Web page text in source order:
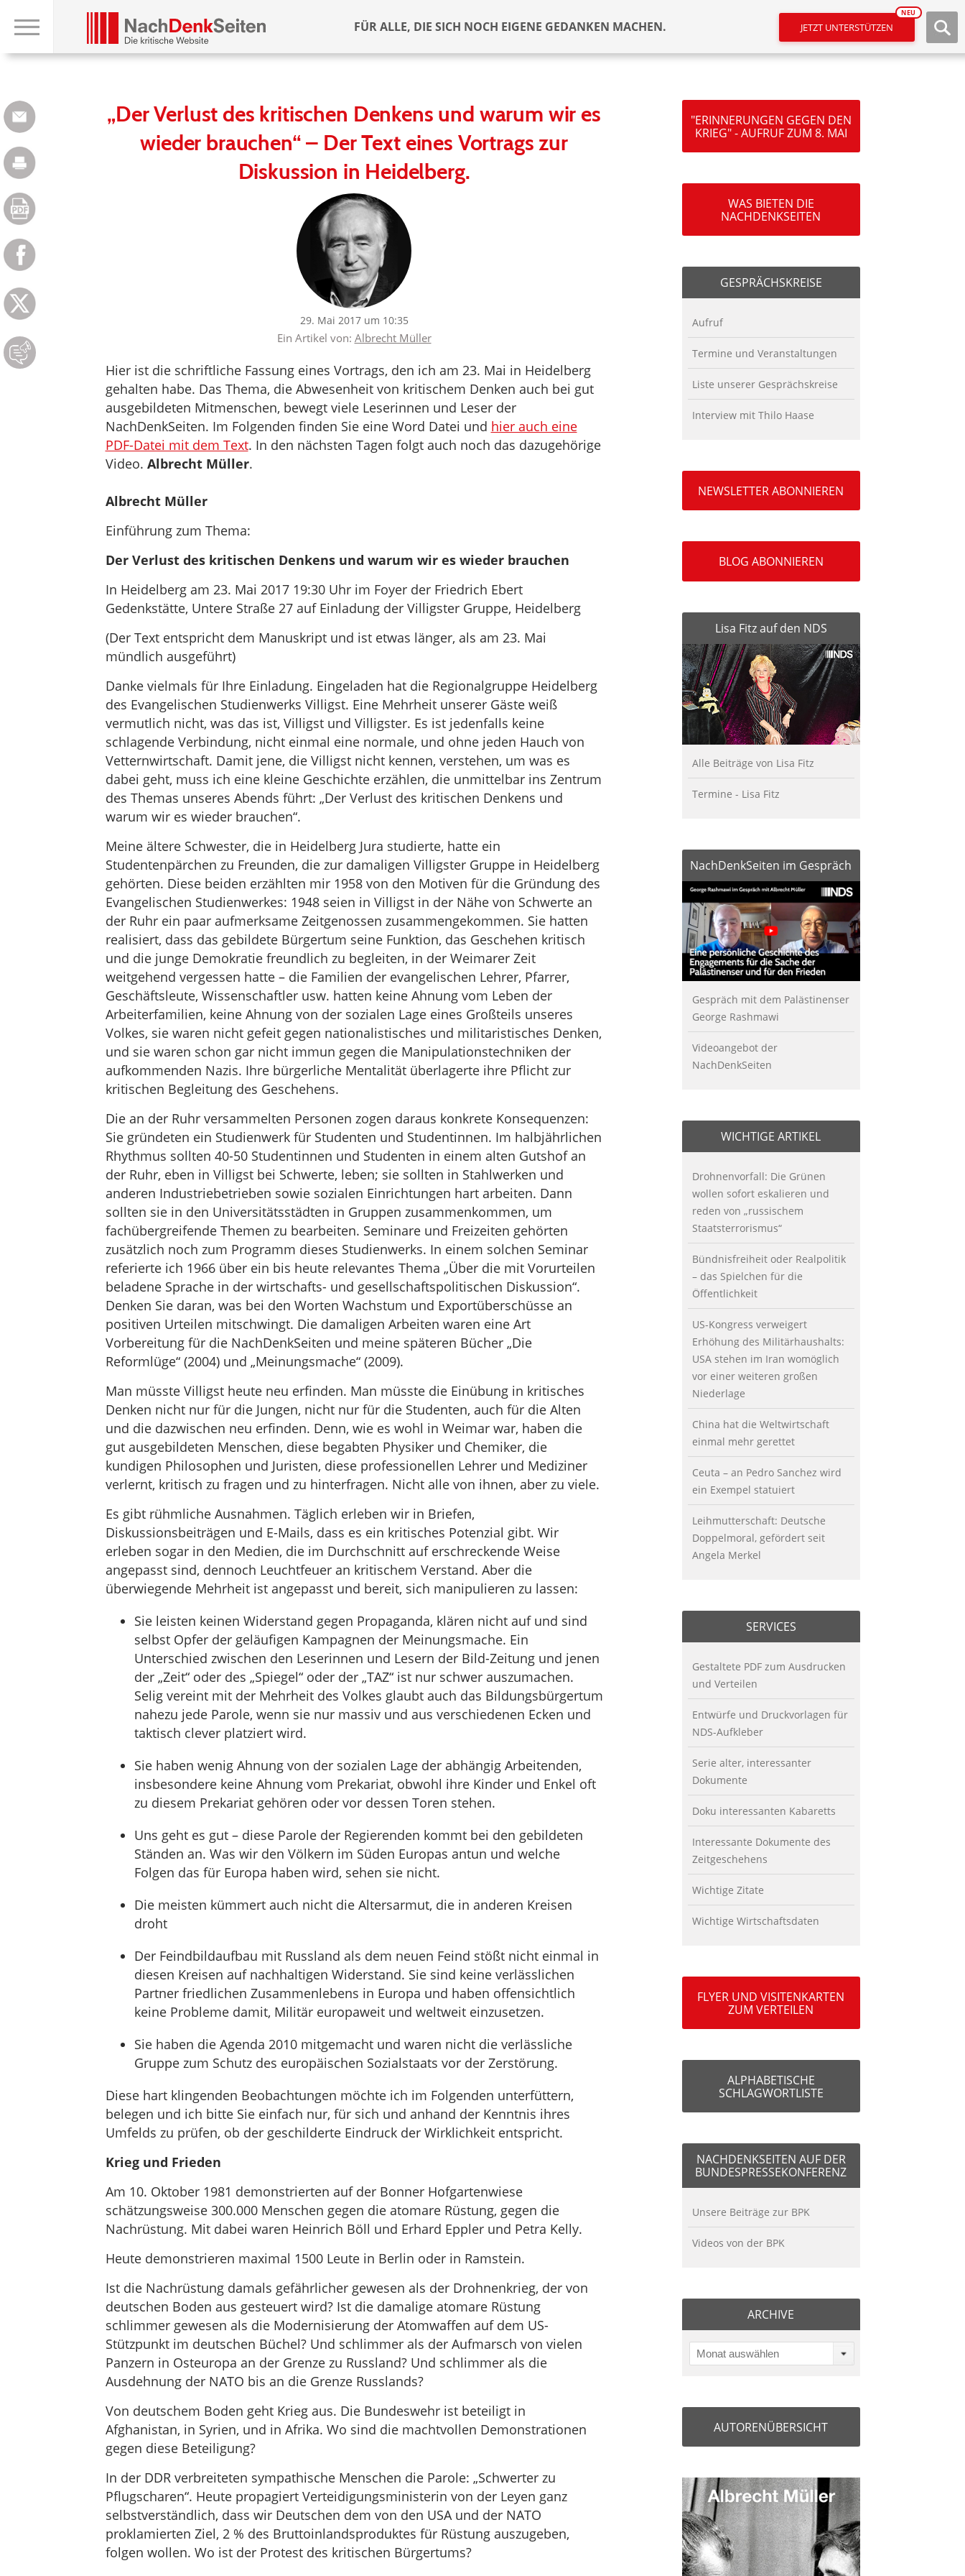
FÜR ALLE, DIE SICH NOCH EIGENE GEDANKEN MACHEN. JETZT UNTERSTÜTZEN
NEU
„Der Verlust des kritischen Denkens und warum wir es
wieder brauchen“ – Der Text eines Vortrags zur
Diskussion in Heidelberg.
29. Mai 2017 um 10:35
Ein Artikel von: Albrecht Müller
Hier ist die schriftliche Fassung eines Vortrags, den ich am 23. Mai in Heidelberg
gehalten habe. Das Thema, die Abwesenheit von kritischem Denken auch bei gut
ausgebildeten Mitmenschen, bewegt viele Leserinnen und Leser der
NachDenkSeiten. Im Folgenden finden Sie eine Word Datei und hier auch eine
PDF-Datei mit dem Text. In den nächsten Tagen folgt auch noch das dazugehörige
Video. Albrecht Müller.
Albrecht Müller
Einführung zum Thema:
Der Verlust des kritischen Denkens und warum wir es wieder brauchen
In Heidelberg am 23. Mai 2017 19:30 Uhr im Foyer der Friedrich Ebert
Gedenkstätte, Untere Straße 27 auf Einladung der Villigster Gruppe, Heidelberg
(Der Text entspricht dem Manuskript und ist etwas länger, als am 23. Mai
mündlich ausgeführt)
Danke vielmals für Ihre Einladung. Eingeladen hat die Regionalgruppe Heidelberg
des Evangelischen Studienwerks Villigst. Eine Mehrheit unserer Gäste weiß
vermutlich nicht, was das ist, Villigst und Villigster. Es ist jedenfalls keine
schlagende Verbindung, nicht einmal eine normale, und ohne jeden Hauch von
Vetternwirtschaft. Damit jene, die Villigst nicht kennen, verstehen, um was es
dabei geht, muss ich eine kleine Geschichte erzählen, die unmittelbar ins Zentrum
des Themas unseres Abends führt: „Der Verlust des kritischen Denkens und
warum wir es wieder brauchen“.
Meine ältere Schwester, die in Heidelberg Jura studierte, hatte ein
Studentenpärchen zu Freunden, die zur damaligen Villigster Gruppe in Heidelberg
gehörten. Diese beiden erzählten mir 1958 von den Motiven für die Gründung des
Evangelischen Studienwerkes: 1948 seien in Villigst in der Nähe von Schwerte an
der Ruhr ein paar aufmerksame Zeitgenossen zusammengekommen. Sie hatten
realisiert, dass das gebildete Bürgertum seine Funktion, das Geschehen kritisch
und die junge Demokratie freundlich zu begleiten, in der Weimarer Zeit
weitgehend vergessen hatte – die Familien der evangelischen Lehrer, Pfarrer,
Geschäftsleute, Wissenschaftler usw. hatten keine Ahnung vom Leben der
Arbeiterfamilien, keine Ahnung von der sozialen Lage eines Großteils unseres
Volkes, sie waren nicht gefeit gegen nationalistisches und militaristisches Denken,
und sie waren schon gar nicht immun gegen die Manipulationstechniken der
aufkommenden Nazis. Ihre bürgerliche Mentalität überlagerte ihre Pflicht zur
kritischen Begleitung des Geschehens.
Die an der Ruhr versammelten Personen zogen daraus konkrete Konsequenzen:
Sie gründeten ein Studienwerk für Studenten und Studentinnen. Im halbjährlichen
Rhythmus sollten 40-50 Studentinnen und Studenten in einem alten Gutshof an
der Ruhr, eben in Villigst bei Schwerte, leben; sie sollten in Stahlwerken und
anderen Industriebetrieben sowie sozialen Einrichtungen hart arbeiten. Dann
sollten sie in den Universitätsstädten in Gruppen zusammenkommen, um
fachübergreifende Themen zu bearbeiten. Seminare und Freizeiten gehörten
zusätzlich noch zum Programm dieses Studienwerks. In einem solchen Seminar
referierte ich 1966 über ein bis heute relevantes Thema „Über die mit Vorurteilen
beladene Sprache in der wirtschafts- und gesellschaftspolitischen Diskussion“.
Denken Sie daran, was bei den Worten Wachstum und Exportüberschüsse an
positiven Urteilen mitschwingt. Die damaligen Arbeiten waren eine Art
Vorbereitung für die NachDenkSeiten und meine späteren Bücher „Die
Reformlüge“ (2004) und „Meinungsmache“ (2009).
Man müsste Villigst heute neu erfinden. Man müsste die Einübung in kritisches
Denken nicht nur für die Jungen, nicht nur für die Studenten, auch für die Alten
und die dazwischen neu erfinden. Denn, wie es wohl in Weimar war, haben die
gut ausgebildeten Menschen, diese begabten Physiker und Chemiker, die
kundigen Philosophen und Juristen, diese professionellen Lehrer und Mediziner
verlernt, kritisch zu fragen und zu hinterfragen. Nicht alle von ihnen, aber zu viele.
Es gibt rühmliche Ausnahmen. Täglich erleben wir in Briefen,
Diskussionsbeiträgen und E-Mails, dass es ein kritisches Potenzial gibt. Wir
erleben sogar in den Medien, die im Durchschnitt auf erschreckende Weise
angepasst sind, dennoch Leuchtfeuer an kritischem Verstand. Aber die
überwiegende Mehrheit ist angepasst und bereit, sich manipulieren zu lassen:
Sie leisten keinen Widerstand gegen Propaganda, klären nicht auf und sind
selbst Opfer der geläufigen Kampagnen der Meinungsmache. Ein
Unterschied zwischen den Leserinnen und Lesern der Bild-Zeitung und jenen
der „Zeit“ oder des „Spiegel“ oder der „TAZ“ ist nur schwer auszumachen.
Selig vereint mit der Mehrheit des Volkes glaubt auch das Bildungsbürgertum
nahezu jede Parole, wenn sie nur massiv und aus verschiedenen Ecken und
taktisch clever platziert wird.
Sie haben wenig Ahnung von der sozialen Lage der abhängig Arbeitenden,
insbesondere keine Ahnung vom Prekariat, obwohl ihre Kinder und Enkel oft
zu diesem Prekariat gehören oder vor dessen Toren stehen.
Uns geht es gut – diese Parole der Regierenden kommt bei den gebildeten
Ständen an. Was wir den Völkern im Süden Europas antun und welche
Folgen das für Europa haben wird, sehen sie nicht.
Die meisten kümmert auch nicht die Altersarmut, die in anderen Kreisen
droht
Der Feindbildaufbau mit Russland als dem neuen Feind stößt nicht einmal in
diesen Kreisen auf nachhaltigen Widerstand. Sie sind keine verlässlichen
Partner friedlichen Zusammenlebens in Europa und haben offensichtlich
keine Probleme damit, Militär europaweit und weltweit einzusetzen.
Sie haben die Agenda 2010 mitgemacht und waren nicht die verlässliche
Gruppe zum Schutz des europäischen Sozialstaats vor der Zerstörung.
Diese hart klingenden Beobachtungen möchte ich im Folgenden unterfüttern,
belegen und ich bitte Sie einfach nur, für sich und anhand der Kenntnis ihres
Umfelds zu prüfen, ob der geschilderte Eindruck der Wirklichkeit entspricht.
Krieg und Frieden
Am 10. Oktober 1981 demonstrierten auf der Bonner Hofgartenwiese
schätzungsweise 300.000 Menschen gegen die atomare Rüstung, gegen die
Nachrüstung. Mit dabei waren Heinrich Böll und Erhard Eppler und Petra Kelly.
Heute demonstrieren maximal 1500 Leute in Berlin oder in Ramstein.
Ist die Nachrüstung damals gefährlicher gewesen als der Drohnenkrieg, der von
deutschen Boden aus gesteuert wird? Ist die damalige atomare Rüstung
schlimmer gewesen als die Modernisierung der Atomwaffen auf dem US-
Stützpunkt im deutschen Büchel? Und schlimmer als der Aufmarsch von vielen
Panzern in Osteuropa an der Grenze zu Russland? Und schlimmer als die
Ausdehnung der NATO bis an die Grenze Russlands?
Von deutschem Boden geht Krieg aus. Die Bundeswehr ist beteiligt in
Afghanistan, in Syrien, und in Afrika. Wo sind die machtvollen Demonstrationen
gegen diese Beteiligung?
In der DDR verbreiteten sympathische Menschen die Parole: „Schwerter zu
Pflugscharen“. Heute propagiert Verteidigungsministerin von der Leyen ganz
selbstverständlich, dass wir Deutschen dem von den USA und der NATO
proklamierten Ziel, 2 % des Bruttoinlandsproduktes für Rüstung auszugeben,
folgen wollen. Wo ist der Protest des kritischen Bürgertums?
"ERINNERUNGEN GEGEN DEN
KRIEG" - AUFRUF ZUM 8. MAI
WAS BIETEN DIE
NACHDENKSEITEN
GESPRÄCHSKREISE
Aufruf
Termine und Veranstaltungen
Liste unserer Gesprächskreise
Interview mit Thilo Haase
NEWSLETTER ABONNIEREN
BLOG ABONNIEREN
Lisa Fitz auf den NDS
Alle Beiträge von Lisa Fitz
Termine - Lisa Fitz
NachDenkSeiten im Gespräch
Gespräch mit dem Palästinenser
George Rashmawi
Videoangebot der
NachDenkSeiten
WICHTIGE ARTIKEL
Drohnenvorfall: Die Grünen
wollen sofort eskalieren und
reden von „russischem
Staatsterrorismus“
Bündnisfreiheit oder Realpolitik
– das Spielchen für die
Öffentlichkeit
US-Kongress verweigert
Erhöhung des Militärhaushalts:
USA stehen im Iran womöglich
vor einer weiteren großen
Niederlage
China hat die Weltwirtschaft
einmal mehr gerettet
Ceuta – an Pedro Sanchez wird
ein Exempel statuiert
Leihmutterschaft: Deutsche
Doppelmoral, gefördert seit
Angela Merkel
SERVICES
Gestaltete PDF zum Ausdrucken
und Verteilen
Entwürfe und Druckvorlagen für
NDS-Aufkleber
Serie alter, interessanter
Dokumente
Doku interessanten Kabaretts
Interessante Dokumente des
Zeitgeschehens
Wichtige Zitate
Wichtige Wirtschaftsdaten
FLYER UND VISITENKARTEN
ZUM VERTEILEN
ALPHABETISCHE
SCHLAGWORTLISTE
NACHDENKSEITEN AUF DER
BUNDESPRESSEKONFERENZ
Unsere Beiträge zur BPK
Videos von der BPK
ARCHIVE
Monat auswählen
AUTORENÜBERSICHT